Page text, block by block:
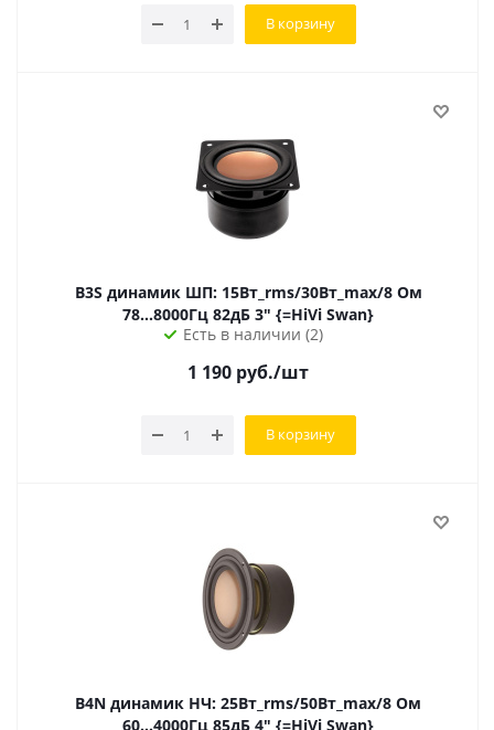
В корзину
B3S динамик ШП: 15Вт_rms/30Вт_max/8 Ом
78...8000Гц 82дБ 3" {=HiVi Swan}
Есть в наличии (2)
1 190 руб./шт
В корзину
B4N динамик НЧ: 25Вт_rms/50Вт_max/8 Ом
60...4000Гц 85дБ 4" {=HiVi Swan}